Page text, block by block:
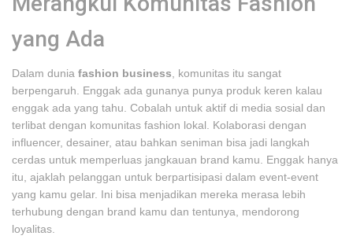
yang Ada
Dalam dunia fashion business , komunitas itu sangat
berpengaruh. Enggak ada gunanya punya produk keren kalau
enggak ada yang tahu. Cobalah untuk aktif di media sosial dan
terlibat dengan komunitas fashion lokal. Kolaborasi dengan
influencer, desainer, atau bahkan seniman bisa jadi langkah
cerdas untuk memperluas jangkauan brand kamu. Enggak hanya
itu, ajaklah pelanggan untuk berpartisipasi dalam event-event
yang kamu gelar. Ini bisa menjadikan mereka merasa lebih
terhubung dengan brand kamu dan tentunya, mendorong
loyalitas.